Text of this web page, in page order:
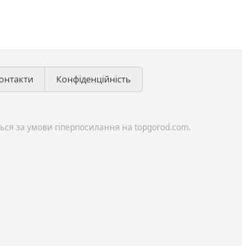
Конфіденційність
за умови гіперпосилання на topgorod.com.